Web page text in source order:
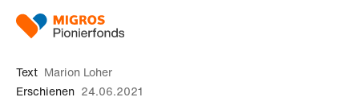
Text Marion Loher
Erschienen 24.06.2021